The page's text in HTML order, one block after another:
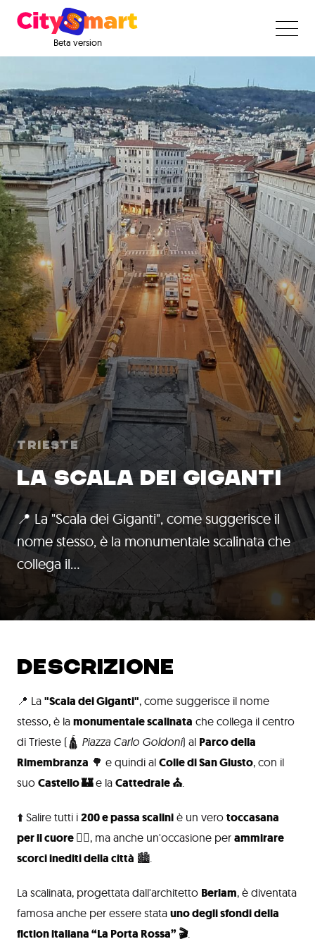
Beta version
Trieste
LA SCALA DEI GIGANTI
📍 La "Scala dei Giganti", come suggerisce il
nome stesso, è la monumentale scalinata che
collega il…
DESCRIZIONE
📍 La "Scala dei Giganti", come suggerisce il nome
stesso, è la monumentale scalinata che collega il centro
di Trieste (🛕 Piazza Carlo Goldoni) al Parco della
Rimembranza 🌳 e quindi al Colle di San Giusto, con il
suo Castello 🏰e la Cattedrale ⛪.
⬆️ Salire tutti i 200 e passa scalini è un vero toccasana
per il cuore ❤️‍🔥, ma anche un'occasione per ammirare
scorci inediti della città 🏙️.
La scalinata, progettata dall'architetto Berlam, è diventata
famosa anche per essere stata uno degli sfondi della
fiction italiana “La Porta Rossa” 🎬.